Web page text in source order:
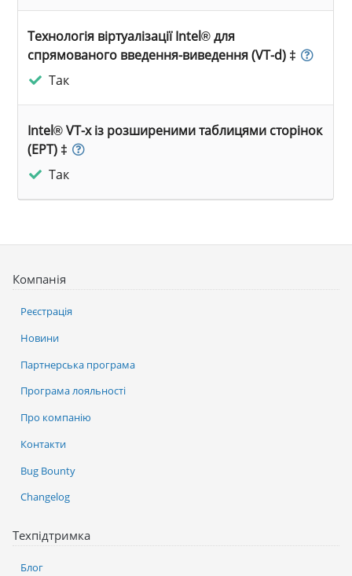
Технологія віртуалізації Intel® для
спрямованого введення-виведення (VT-d) ‡
Так
Intel® VT-x із розширеними таблицями сторінок
(EPT) ‡
Так
Компанія
Реєстрація
Новини
Партнерська програма
Програма лояльності
Про компанію
Контакти
Bug Bounty
Changelog
Техпідтримка
Блог